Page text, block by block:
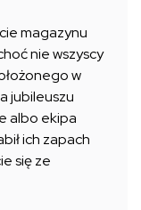
magazynu
nie wszyscy
w
jubileuszu
albo ekipa
ich zapach
się ze